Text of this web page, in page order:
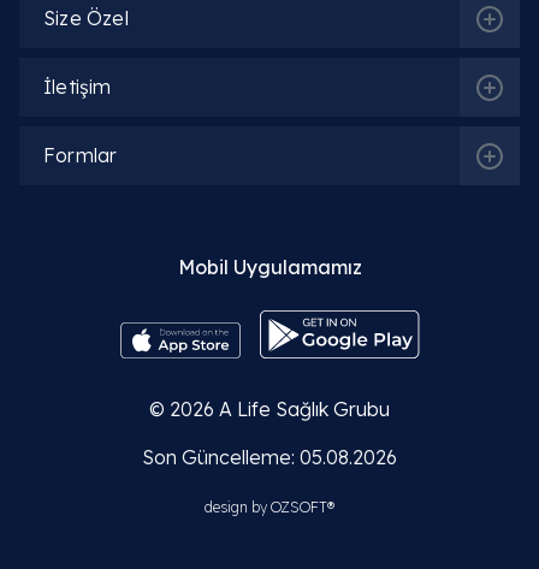
Size Özel
İletişim
Formlar
Mobil Uygulamamız
© 2026 A Life Sağlık Grubu
Son Güncelleme: 05.08.2026
design by OZSOFT®